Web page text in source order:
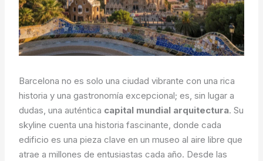
Barcelona no es solo una ciudad vibrante con una rica
historia y una gastronomía excepcional; es, sin lugar a
dudas, una auténtica capital mundial arquitectura. Su
skyline cuenta una historia fascinante, donde cada
edificio es una pieza clave en un museo al aire libre que
atrae a millones de entusiastas cada año. Desde las